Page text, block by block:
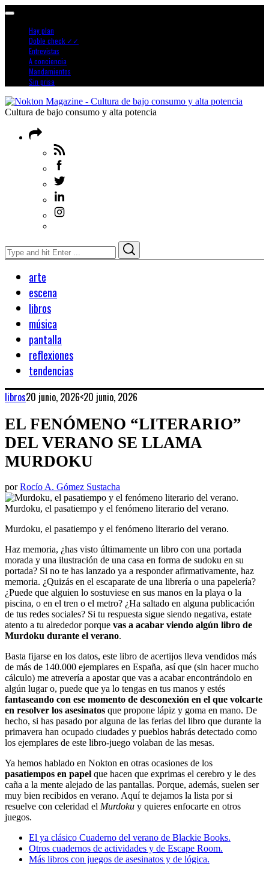
Hay plan
Doble check ✓✓
Entrevistas
A conciencia
Mandamientos
Sin prisa
Cultura de bajo consumo y alta potencia
Search
for:
arte
escena
libros
música
pantalla
reflexiones
tendencias
libros20 junio, 2026<20 junio, 2026
EL FENÓMENO “LITERARIO”
DEL VERANO SE LLAMA
MURDOKU
por Rocío A. Gómez Sustacha
Murdoku, el pasatiempo y el fenómeno literario del verano.
Murdoku, el pasatiempo y el fenómeno literario del verano.
Haz memoria, ¿has visto últimamente un libro con una portada
morada y una ilustración de una casa en forma de sudoku en su
portada? Si no te has lanzado ya a responder afirmativamente, haz
memoria. ¿Quizás en el escaparate de una librería o una papelería?
¿Puede que alguien lo sostuviese en sus manos en la playa o la
piscina, o en el tren o el metro? ¿Ha saltado en alguna publicación
de tus redes sociales? Si tu respuesta sigue siendo negativa, estate
atento a tu alrededor porque vas a acabar viendo algún libro de
Murdoku durante el verano.
Basta fijarse en los datos, este libro de acertijos lleva vendidos más
de más de 140.000 ejemplares en España, así que (sin hacer mucho
cálculo) me atrevería a apostar que vas a acabar encontrándolo en
algún lugar o, puede que ya lo tengas en tus manos y estés
fantaseando con ese momento de desconexión en el que volcarte
en resolver los asesinatos que propone lápiz y goma en mano. De
hecho, si has pasado por alguna de las ferias del libro que durante la
primavera han ocupado ciudades y pueblos habrás detectado como
los ejemplares de este libro-juego volaban de las mesas.
Ya hemos hablado en Nokton en otras ocasiones de los
pasatiempos en papel que hacen que exprimas el cerebro y le des
caña a la mente alejado de las pantallas. Porque, además, suelen ser
muy bien recibidos en verano. Aquí te dejamos la lista por si
resuelve con celeridad el Murdoku y quieres enfocarte en otros
juegos.
El ya clásico Cuaderno del verano de Blackie Books.
Otros cuadernos de actividades y de Escape Room.
Más libros con juegos de asesinatos y de lógica.